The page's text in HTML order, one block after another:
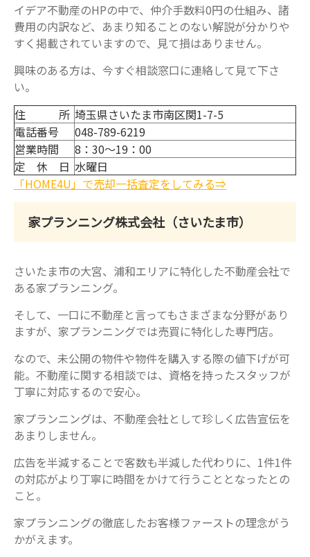
イデア不動産のHPの中で、仲介手数料0円の仕組み、諸
費用の内訳など、あまり知ることのない解説が分かりや
すく掲載されていますので、見て損はありません。
興味のある方は、今すぐ相談窓口に連絡して見て下さ
い。
住 所 埼玉県さいたま市南区関1-7-5
電話番号
048-789-6219
営業時間
8：30～19：00
定 休 日 水曜日
「HOME4U」で売却一括査定をしてみる⇒
家プランニング株式会社（さいたま市）
さいたま市の大宮、浦和エリアに特化した不動産会社で
ある家プランニング。
そして、一口に不動産と言ってもさまざまな分野があり
ますが、家プランニングでは売買に特化した専門店。
なので、未公開の物件や物件を購入する際の値下げが可
能。不動産に関する相談では、資格を持ったスタッフが
丁寧に対応するので安心。
家プランニングは、不動産会社として珍しく広告宣伝を
あまりしません。
広告を半減することで客数も半減した代わりに、1件1件
の対応がより丁寧に時間をかけて行うこととなったとの
こと。
家プランニングの徹底したお客様ファーストの理念がう
かがえます。